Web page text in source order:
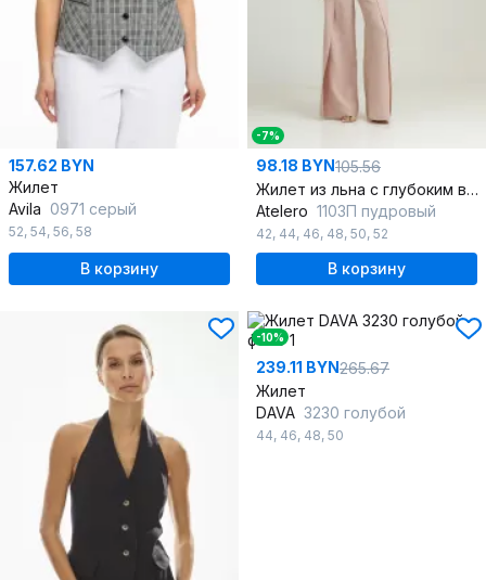
157.62 BYN
Жилет
Avila 0971 серый
52, 54, 56, 58
В корзину
-7%
98.18 BYN105.56
Жилет из льна с глубоким вырезом и пуговицами
Atelero 1103П пудровый
42, 44, 46, 48, 50, 52
В корзину
-10%
239.11 BYN265.67
Жилет
DAVA 3230 голубой
44, 46, 48, 50